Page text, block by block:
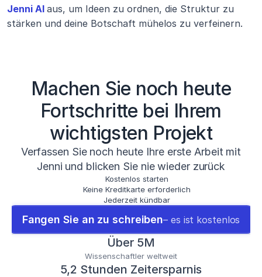
Jenni AI aus, um Ideen zu ordnen, die Struktur zu
stärken und deine Botschaft mühelos zu verfeinern.
Machen Sie noch heute
Fortschritte bei Ihrem
wichtigsten Projekt
Verfassen Sie noch heute Ihre erste Arbeit mit
Jenni und blicken Sie nie wieder zurück
Kostenlos starten
Keine Kreditkarte erforderlich
Jederzeit kündbar
Fangen Sie an zu schreiben– es ist kostenlos
Über 5M
Wissenschaftler weltweit
5,2 Stunden Zeitersparnis